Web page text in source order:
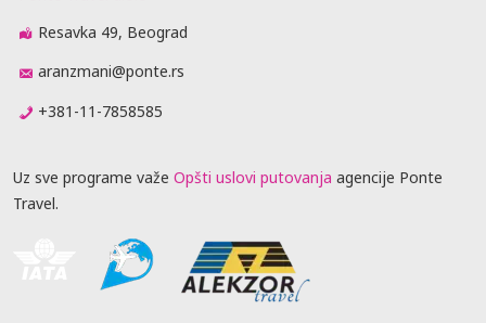
Resavka 49, Beograd
aranzmani@ponte.rs
+381-11-7858585
Uz sve programe važe Opšti uslovi putovanja agencije Ponte
Travel.